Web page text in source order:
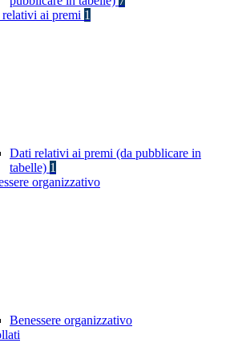
ai premi 1
Dati relativi ai premi (da pubblicare in
tabelle) 1
organizzativo
Benessere organizzativo